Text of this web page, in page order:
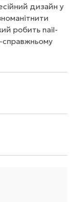
дизайн у
робить nail-
справжньому